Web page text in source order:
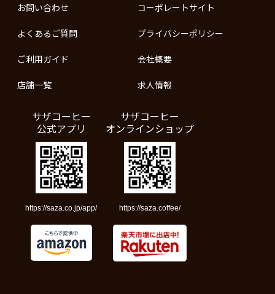
お問い合わせ
よくあるご質問
ご利用ガイド
店舗一覧
コーポレートサイト
プライバシーポリシー
会社概要
求人情報
サザコーヒー
公式アプリ
https://saza.co.jp/app/
サザコーヒー
オンラインショップ
https://saza.coffee/